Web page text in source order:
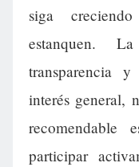
siga
estanquen.
transparencia
interés general,
recomendable
participar